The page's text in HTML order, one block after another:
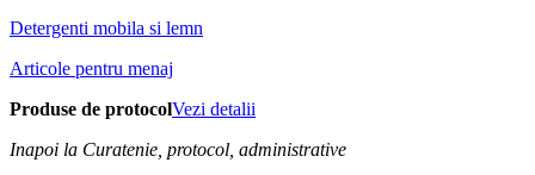
Detergenti mobila si lemn
Articole pentru menaj
Produse de protocolVezi detalii
Inapoi la Curatenie, protocol, administrative